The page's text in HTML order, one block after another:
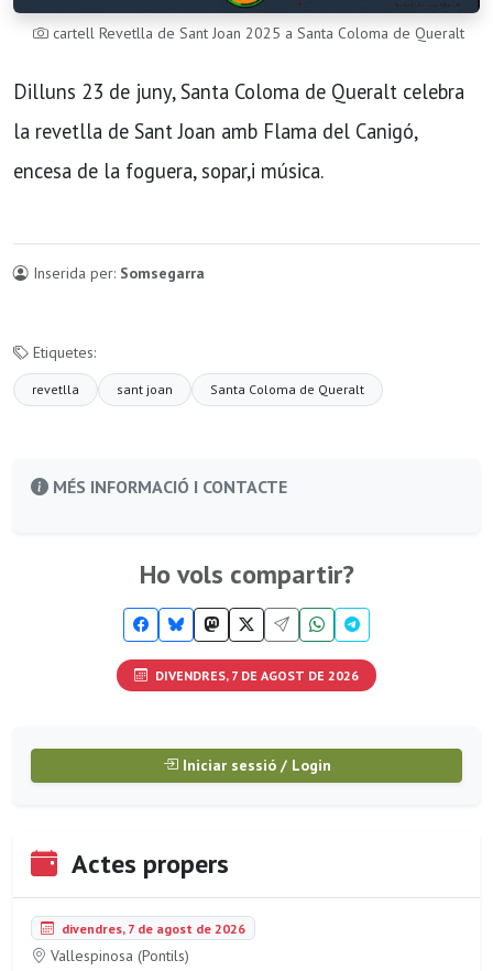
cartell Revetlla de Sant Joan 2025 a Santa Coloma de Queralt
Dilluns 23 de juny, Santa Coloma de Queralt celebra
la revetlla de Sant Joan amb Flama del Canigó,
encesa de la foguera, sopar,i música.
Inserida per: Somsegarra
Etiquetes:
revetlla sant joan Santa Coloma de Queralt
MÉS INFORMACIÓ I CONTACTE
Ho vols compartir?
DIVENDRES, 7 DE AGOST DE 2026
Iniciar sessió / Login
Actes propers
divendres, 7 de agost de 2026
Vallespinosa (Pontils)